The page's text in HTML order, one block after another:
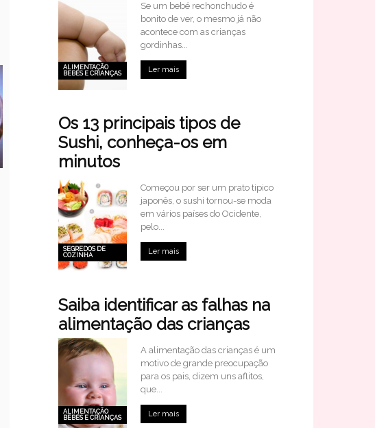
ALIMENTAÇÃO
BEBÉS E CRIANÇAS
Se um bebé rechonchudo é
bonito de ver, o mesmo já não
acontece com as crianças
gordinhas...
Ler mais
Os 13 principais tipos de
Sushi, conheça-os em
minutos
SEGREDOS DE
COZINHA
Começou por ser um prato tipico
japonês, o sushi tornou-se moda
em vários países do Ocidente,
pelo...
Ler mais
Saiba identificar as falhas na
alimentação das crianças
ALIMENTAÇÃO
BEBÉS E CRIANÇAS
A alimentação das crianças é um
motivo de grande preocupação
para os pais, dizem uns aflitos,
que...
Ler mais